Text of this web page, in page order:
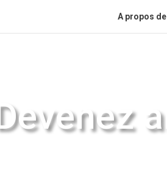
A propos
Devenez